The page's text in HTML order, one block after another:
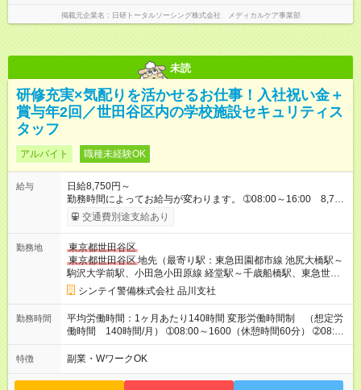
掲載元企業名 日研トータルソーシング株式会社 メディカルケア事業部
未読
研修充実×気配りを活かせるお仕事！入社祝い金＋
賞与年2回／世田谷区内の学校施設セキュリティス
タッフ
アルバイト 職種未経験OK
給与
日給8,750円～
勤務時間によってお給与が変わります。 ➀08:00～16:00 8,750
円～ ➁08:00～22:00 16,250円～ ※他時間帯のお仕事もござい
ます。 ※別途資格手当がございます。 例：自衛消防技術認
交通費別途支給あり
勤務地
東京都世田谷区
東京都世田谷区地先（最寄り駅：東急田園都市線 池尻大橋駅～
駒沢大学前駅、小田急小田原線 経堂駅～千歳船橋駅、東急世田
谷線 三軒茶屋駅～宮の坂駅等多数）
シンテイ警備株式会社 品川支社
勤務時間
平均労働時間：1ヶ月あたり140時間 変形労働時間制 （想定労
働時間 140時間/月） ➀08:00～1600（休憩時間60分） ➁08:00
～22:00（休憩時間120分） 平均労働時間：1ヶ月あたり140時間
変形労働時間制 （想定労働時間 140時間/月） ➀08:00～
特徴 副業・WワークOK